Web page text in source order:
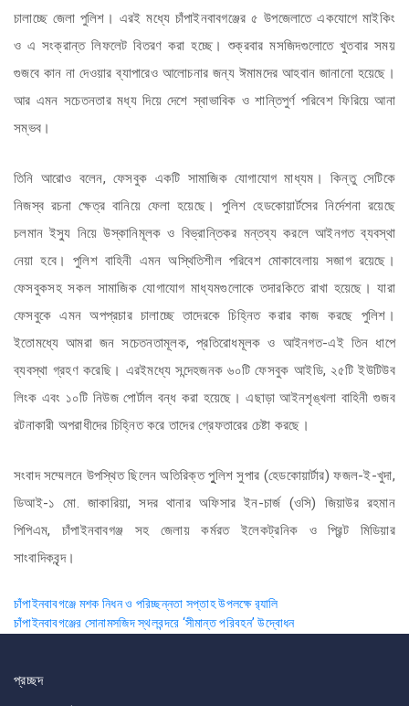
চালাচ্ছে জেলা পুলিশ। এরই মধ্যে চাঁপাইনবাবগঞ্জের ৫ উপজেলাতে একযোগে মাইকিং
ও এ সংক্রান্ত লিফলেট বিতরণ করা হচ্ছে। শুক্রবার মসজিদগুলোতে খুতবার সময়
গুজবে কান না দেওয়ার ব্যাপারেও আলোচনার জন্য ঈমামদের আহবান জানানো হয়েছে।
আর এমন সচেতনতার মধ্য দিয়ে দেশে স্বাভাবিক ও শান্তিপুর্ণ পরিবেশ ফিরিয়ে আনা
সম্ভব।
তিনি আরোও বলেন, ফেসবুক একটি সামাজিক যোগাযোগ মাধ্যম। কিন্তু সেটিকে
নিজস্ব রচনা ক্ষেত্র বানিয়ে ফেলা হয়েছে। পুলিশ হেডকোয়ার্টসের নির্দেশনা রয়েছে
চলমান ইস্যু নিয়ে উস্কানিমূলক ও বিভ্রান্তিকর মন্তব্য করলে আইনগত ব্যবস্থা
নেয়া হবে। পুলিশ বাহিনী এমন অস্থিতিশীল পরিবেশ মোকাবেলায় সজাগ রয়েছে।
ফেসবুকসহ সকল সামাজিক যোগাযোগ মাধ্যমগুলোকে তদারকিতে রাখা হয়েছে। যারা
ফেসবুকে এমন অপপ্রচার চালাচ্ছে তাদেরকে চিহ্নিত করার কাজ করছে পুলিশ।
ইতোমধ্যে আমরা জন সচেতনতামূলক, প্রতিরোধমূলক ও আইনগত-এই তিন ধাপে
ব্যবস্থা গ্রহণ করেছি। এরইমধ্যে সন্দেহজনক ৬০টি ফেসবুক আইডি, ২৫টি ইউটিউব
লিংক এবং ১০টি নিউজ পোর্টাল বন্ধ করা হয়েছে। এছাড়া আইনশৃঙ্খলা বাহিনী গুজব
রটনাকারী অপরাধীদের চিহ্নিত করে তাদের গ্রেফতারের চেষ্টা করছে।
সংবাদ সম্মেলনে উপস্থিত ছিলেন অতিরিক্ত পুুলিশ সুপার (হেডকোয়ার্টার) ফজল-ই-খুদা,
ডিআই-১ মো. জাকারিয়া, সদর থানার অফিসার ইন-চার্জ (ওসি) জিয়াউর রহমান
পিপিএম, চাঁপাইনবাবগঞ্জ সহ জেলায় কর্মরত ইলেকট্রনিক ও প্রিন্ট মিডিয়ার
সাংবাদিকবৃন্দ।
Post
navigation
চাঁপাইনবাবগঞ্জে মশক নিধন ও পরিচ্ছন্নতা সপ্তাহ উপলক্ষে র‌্যালি
চাঁপাইনবাবগঞ্জের সোনামসজিদ স্থলবন্দরে ‘সীমান্ত পরিবহন’ উদ্বোধন
প্রচ্ছদ